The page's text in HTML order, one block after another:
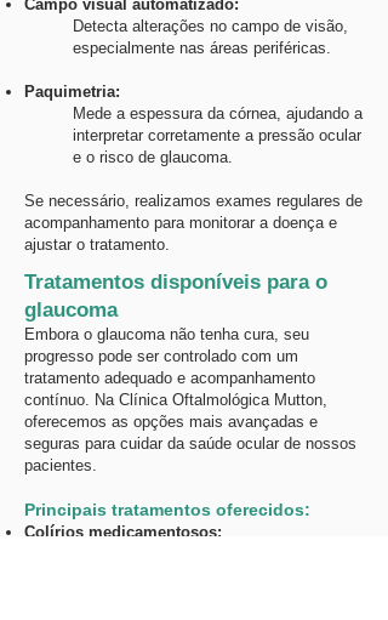
Campo visual automatizado:
Detecta alterações no campo de visão,
especialmente nas áreas periféricas.
Paquimetria:
Mede a espessura da córnea, ajudando a
interpretar corretamente a pressão ocular
e o risco de glaucoma.
Se necessário, realizamos exames regulares de
acompanhamento para monitorar a doença e
ajustar o tratamento.
Tratamentos disponíveis para o
glaucoma
Embora o glaucoma não tenha cura, seu
progresso pode ser controlado com um
tratamento adequado e acompanhamento
contínuo. Na Clínica Oftalmológica Mutton,
oferecemos as opções mais avançadas e
seguras para cuidar da saúde ocular de nossos
pacientes.
Principais tratamentos oferecidos:
Colírios medicamentosos: